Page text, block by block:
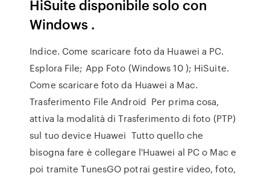
HiSuite disponibile solo con
Windows .
Indice. Come scaricare foto da Huawei a PC.
Esplora File; App Foto (Windows 10 ); HiSuite.
Come scaricare foto da Huawei a Mac.
Trasferimento File Android Per prima cosa,
attiva la modalità di Trasferimento di foto (PTP)
sul tuo device Huawei Tutto quello che
bisogna fare è collegare l'Huawei al PC o Mac e
poi tramite TunesGO potrai gestire video, foto,